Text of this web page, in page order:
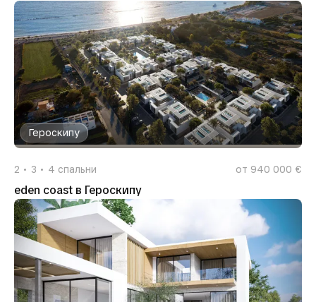
Героскипу
2 3 4 спальни от 940 000 €
eden coast в Героскипу